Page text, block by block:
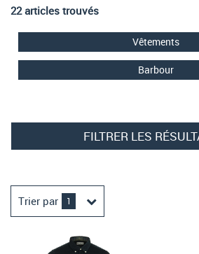
22 articles trouvés
Vêtements
Barbour
FILTRER LES
Trier par 1